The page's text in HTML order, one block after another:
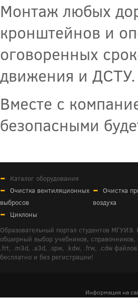
Монтаж любых
кронштейнов и
оговоренных
движения и ДСТУ.
Вместе с
безопасными
Каталог оборудования
Очистка вентиляционных
выбросов
Очистка
воздуха
Циклоны
Образовательный портал студентов
обширный выбор учебников,
.frt, .m3d, .a3d, .spw, .kdw, .frw, .cdw
бесплатно и без регистрации!
Информация на